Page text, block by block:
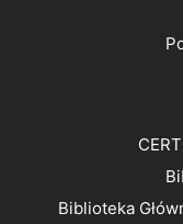
Biblioteka